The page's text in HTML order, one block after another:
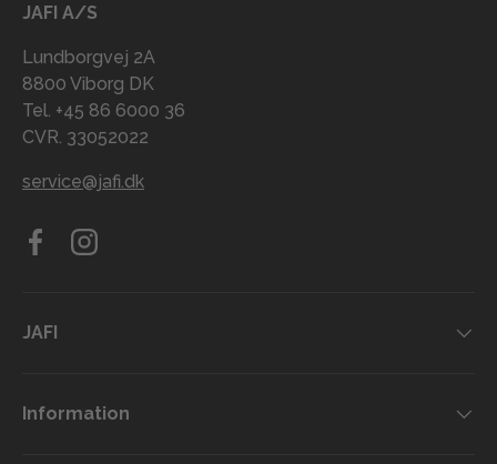
JAFI A/S
Lundborgvej 2A
8800 Viborg DK
Tel. +45 86 6000 36
CVR. 33052022
service@jafi.dk
FacebookInstagram
JAFI
Information